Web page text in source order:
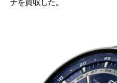
ナを買収した。